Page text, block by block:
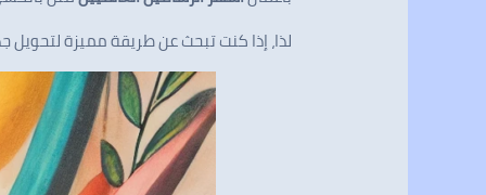
لذا، إذا كنت تبحث عن طريقة مميزة لتحويل